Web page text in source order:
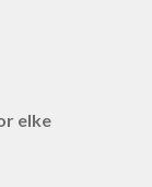
elke